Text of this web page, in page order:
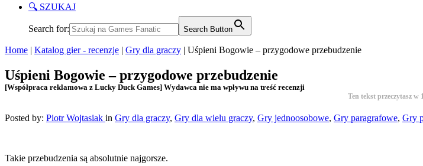
🔍 SZUKAJ
Search for: Search Button
Home | Katalog gier - recenzje | Gry dla graczy | Uśpieni Bogowie – przygodowe przebudzenie
Uśpieni Bogowie – przygodowe przebudzenie
[Współpraca reklamowa z Lucky Duck Games] Wydawca nie ma wpływu na treść recenzji
Ten tekst przeczytasz w
Posted by: Piotr Wojtasiak in Gry dla graczy, Gry dla wielu graczy, Gry jednoosobowe, Gry paragrafowe, Gry
Takie przebudzenia są absolutnie najgorsze.